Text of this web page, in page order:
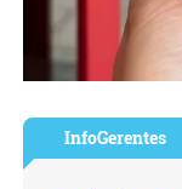
InfoGerentes